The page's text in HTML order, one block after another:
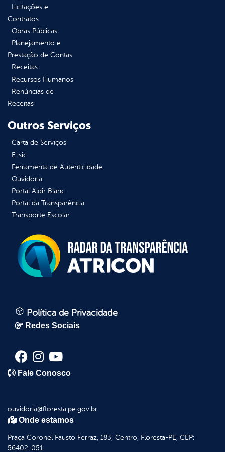
Licitações e
Contratos
Obras Públicas
Planejamento e
Prestação de Contas
Receitas
Recursos Humanos
Renúncias de
Receitas
Outros Serviços
Carta de Serviços
E-sic
Ferramenta de Autenticidade
Ouvidoria
Portal Aldir Blanc
Portal da Transparência
Transporte Escolar
Política de Privacidade
Redes Sociais
Fale Conosco
ouvidoria@floresta.pe.gov.br
Onde estamos
Praça Coronel Fausto Ferraz, 183, Centro, Floresta-PE, CEP:
56402-051